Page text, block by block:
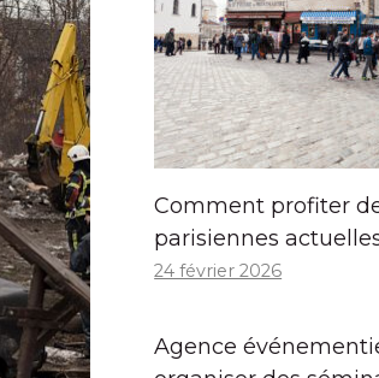
Comment profiter
parisiennes
24 février 2026
Agence